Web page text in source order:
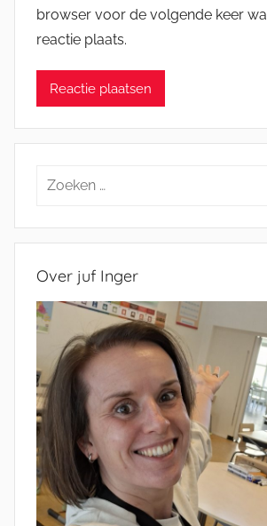
browser voor de volgende keer
reactie plaats.
Zoeken
Over juf Inger